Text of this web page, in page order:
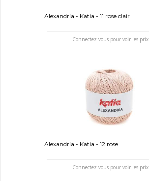
Alexandria - Katia - 11 rose clair
Connectez-vous pour voir les prix
Alexandria - Katia - 12 rose
Connectez-vous pour voir les prix